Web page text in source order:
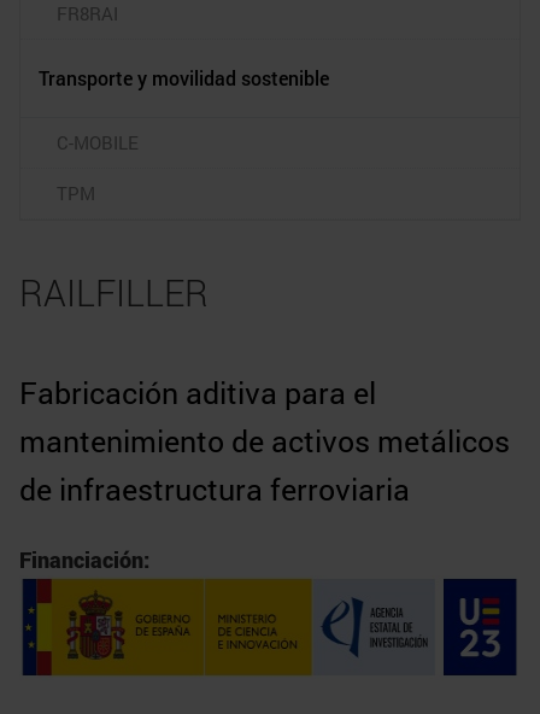
FR8RAI
Transporte y movilidad sostenible
C-MOBILE
TPM
RAILFILLER
Fabricación aditiva para el
mantenimiento de activos metálicos
de infraestructura ferroviaria
Financiación: